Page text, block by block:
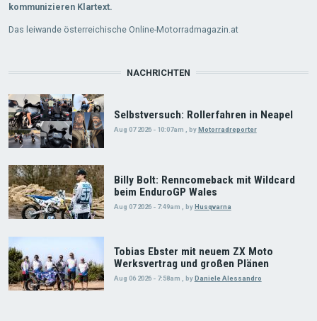
kommunizieren Klartext.
Das leiwande österreichische Online-Motorradmagazin.at
NACHRICHTEN
Selbstversuch: Rollerfahren in Neapel
Aug 07 2026 - 10:07am byMotorradreporter
Billy Bolt: Renncomeback mit Wildcard
beim EnduroGP Wales
Aug 07 2026 - 7:49am , byHusqvarna
Tobias Ebster mit neuem ZX Moto
Werksvertrag und großen Plänen
Aug 06 2026 - 7:58am byDaniele Alessandro